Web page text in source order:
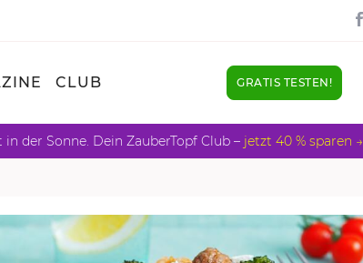
CLUB GRATIS TESTEN!
der Sonne. Dein ZauberTopf Club – jetzt 40 % sparen →